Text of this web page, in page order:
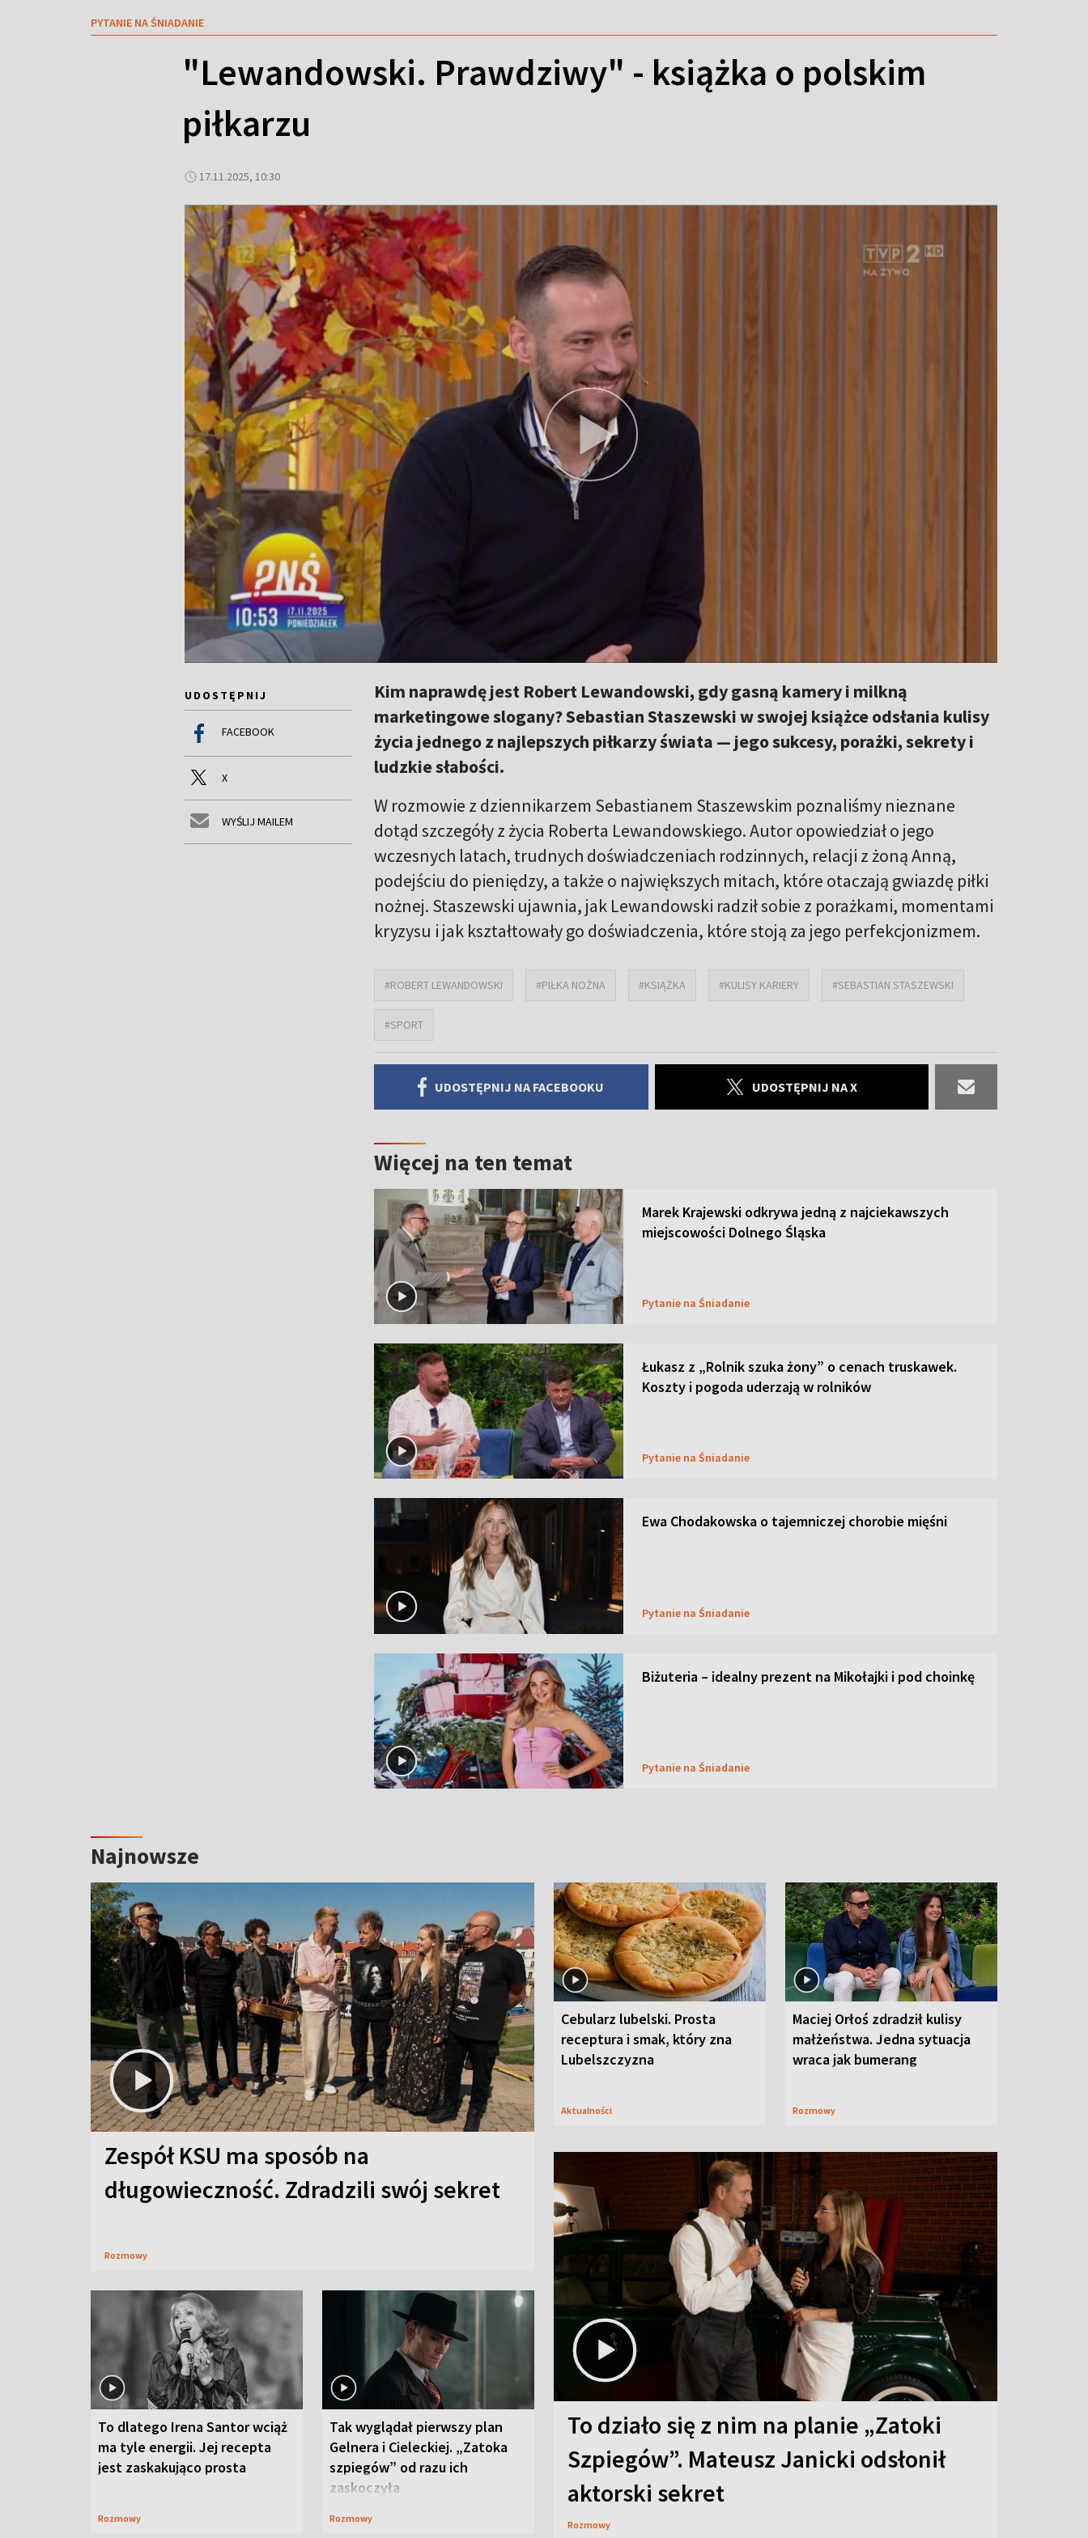
PYTANIE NA ŚNIADANIE
"Lewandowski. Prawdziwy" - książka o polskim
piłkarzu
17.11.2025, 10:30
UDOSTĘPNIJ
FACEBOOK
X
WYŚLIJ MAILEM
Kim naprawdę jest Robert Lewandowski, gdy gasną kamery i milkną
marketingowe slogany? Sebastian Staszewski w swojej książce odsłania kulisy
życia jednego z najlepszych piłkarzy świata — jego sukcesy, porażki, sekrety i
ludzkie słabości.
W rozmowie z dziennikarzem Sebastianem Staszewskim poznaliśmy nieznane
dotąd szczegóły z życia Roberta Lewandowskiego. Autor opowiedział o jego
wczesnych latach, trudnych doświadczeniach rodzinnych, relacji z żoną Anną,
podejściu do pieniędzy, a także o największych mitach, które otaczają gwiazdę piłki
nożnej. Staszewski ujawnia, jak Lewandowski radził sobie z porażkami, momentami
kryzysu i jak kształtowały go doświadczenia, które stoją za jego perfekcjonizmem.
#ROBERT LEWANDOWSKI #PIŁKA NOŻNA #KSIĄŻKA #KULISY KARIERY #SEBASTIAN STASZEWSKI
#SPORT
UDOSTĘPNIJ NA FACEBOOKU UDOSTĘPNIJ NA X
Więcej na ten temat
Marek Krajewski odkrywa jedną z najciekawszych
miejscowości Dolnego Śląska
Pytanie na Śniadanie
Łukasz z „Rolnik szuka żony” o cenach truskawek.
Koszty i pogoda uderzają w rolników
Pytanie na Śniadanie
Ewa Chodakowska o tajemniczej chorobie mięśni
Pytanie na Śniadanie
Biżuteria – idealny prezent na Mikołajki i pod choinkę
Pytanie na Śniadanie
Najnowsze
Zespół KSU ma sposób na
długowieczność. Zdradzili swój sekret
Rozmowy
Cebularz lubelski. Prosta
receptura i smak, który zna
Lubelszczyzna
Aktualności
Maciej Orłoś zdradził kulisy
małżeństwa. Jedna sytuacja
wraca jak bumerang
Rozmowy
To dlatego Irena Santor wciąż
ma tyle energii. Jej recepta
jest zaskakująco prosta
Rozmowy
Tak wyglądał pierwszy plan
Gelnera i Cieleckiej. „Zatoka
szpiegów” od razu ich
zaskoczyła
Rozmowy
To działo się z nim na planie „Zatoki
Szpiegów”. Mateusz Janicki odsłonił
aktorski sekret
Rozmowy